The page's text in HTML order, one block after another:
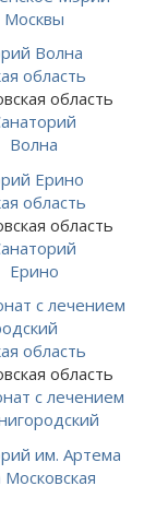
Москвы
область
Волна
область
Ерино
область
с лечением